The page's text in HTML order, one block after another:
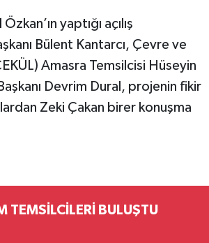
yaptığı açılış
Bülent Kantarcı, Çevre ve
Amasra Temsilcisi Hüseyin
Devrim Dural, projenin fikir
Zeki Çakan birer konuşma
TEMSİLCİLERİ BULUŞTU